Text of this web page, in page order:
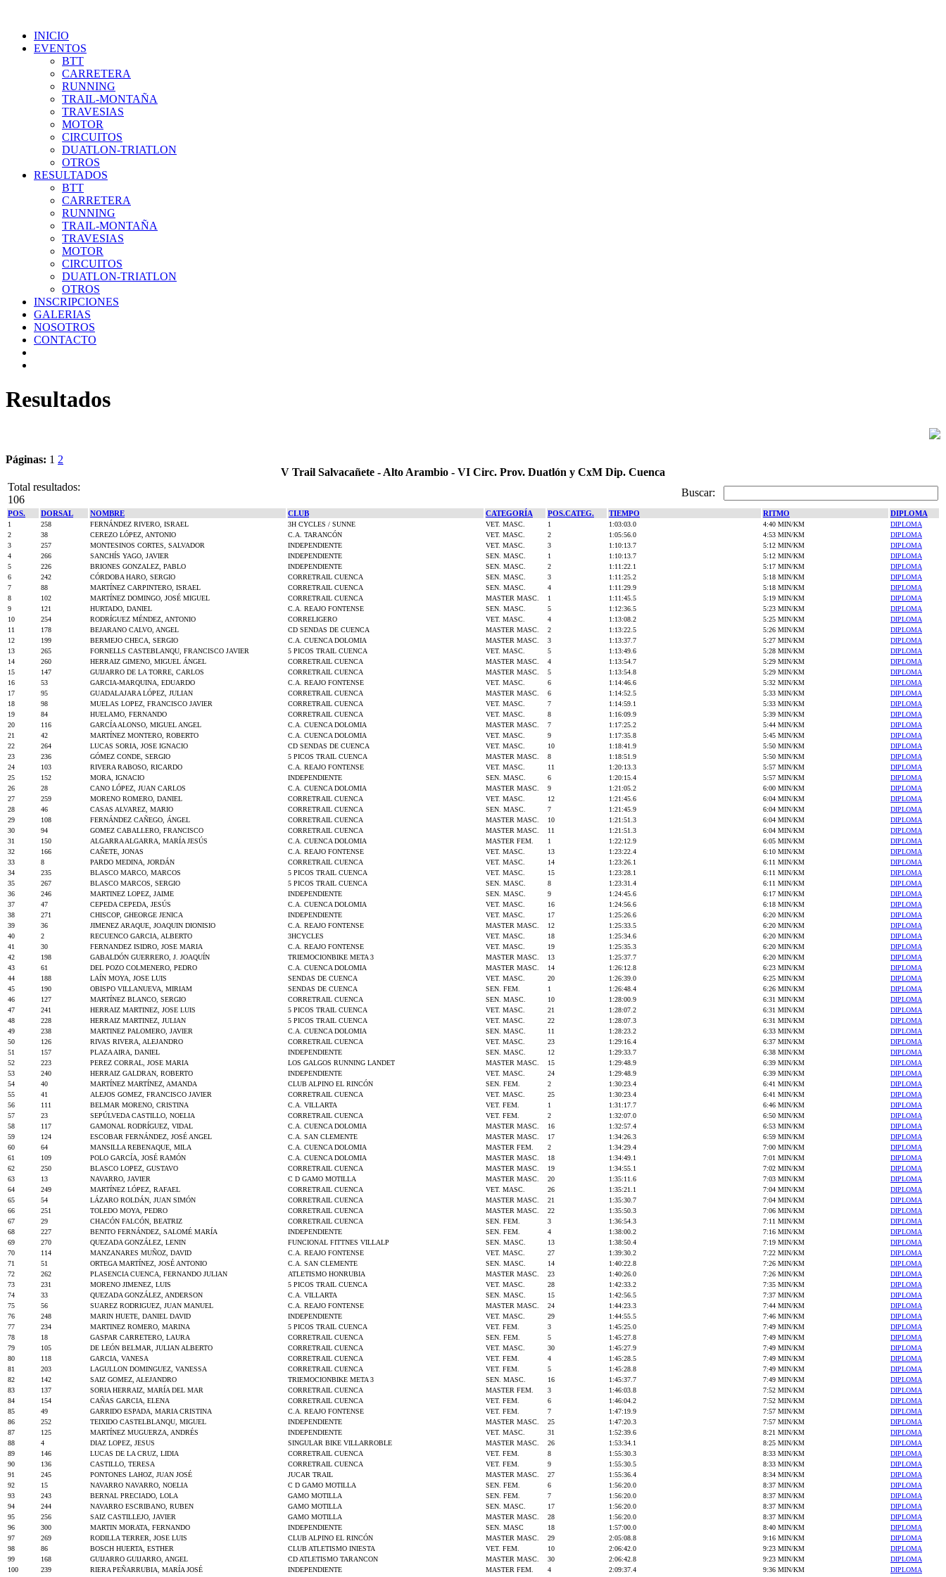
INICIO
EVENTOS
BTT
CARRETERA
RUNNING
TRAIL-MONTAÑA
TRAVESIAS
MOTOR
CIRCUITOS
DUATLON-TRIATLON
OTROS
RESULTADOS
BTT
CARRETERA
RUNNING
TRAIL-MONTAÑA
TRAVESIAS
MOTOR
CIRCUITOS
DUATLON-TRIATLON
OTROS
INSCRIPCIONES
GALERIAS
NOSOTROS
CONTACTO
Resultados
Páginas: 1 2
V Trail Salvacañete - Alto Arambio - VI Circ. Prov. Duatlón y CxM Dip. Cuenca
Total resultados:
106
Buscar:
POS. DORSAL NOMBRE CLUB CATEGORÍA POS.CATEG. TIEMPO RITMO DIPLOMA
1 258 FERNÁNDEZ RIVERO, ISRAEL 3H CYCLES / SUNNE VET. MASC. 1 1:03:03.0 4:40 MIN/KM
DIPLOMA
2
38 CEREZO LÓPEZ, ANTONIO C.A. TARANCÓN VET. MASC. 2 1:05:56.0 4:53 MIN/KM
DIPLOMA
3
257 MONTESINOS CORTES, SALVADOR INDEPENDIENTE VET. MASC. 3 1:10:13.7 5:12 MIN/KM
DIPLOMA
4
266 SANCHÍS YAGO, JAVIER INDEPENDIENTE SEN. MASC. 1 1:10:13.7 5:12 MIN/KM
DIPLOMA
5
226 BRIONES GONZALEZ, PABLO INDEPENDIENTE SEN. MASC. 2 1:11:22.1 5:17 MIN/KM
DIPLOMA
6
242 CÓRDOBA HARO, SERGIO CORRETRAIL CUENCA SEN. MASC. 3 1:11:25.2 5:18 MIN/KM
DIPLOMA
7
88 MARTÍNEZ CARPINTERO, ISRAEL CORRETRAIL CUENCA SEN. MASC. 4 1:11:29.9 5:18 MIN/KM
DIPLOMA
8
102 MARTÍNEZ DOMINGO, JOSÉ MIGUEL CORRETRAIL CUENCA MASTER MASC. 1 1:11:45.5 5:19 MIN/KM
DIPLOMA
9
121 HURTADO, DANIEL C.A. REAJO FONTENSE SEN. MASC. 5 1:12:36.5 5:23 MIN/KM
DIPLOMA
10
254 RODRÍGUEZ MÉNDEZ, ANTONIO CORRELIGERO VET. MASC. 4 1:13:08.2 5:25 MIN/KM
DIPLOMA
11
178 BEJARANO CALVO, ANGEL CD SENDAS DE CUENCA MASTER MASC. 2 1:13:22.5 5:26 MIN/KM
DIPLOMA
12
199 BERMEJO CHECA, SERGIO C.A. CUENCA DOLOMIA MASTER MASC. 3 1:13:37.7 5:27 MIN/KM
DIPLOMA
13
265 FORNELLS CASTEBLANQU, FRANCISCO JAVIER 5 PICOS TRAIL CUENCA VET. MASC. 5 1:13:49.6 5:28 MIN/KM
DIPLOMA
14
260 HERRAIZ GIMENO, MIGUEL ÁNGEL CORRETRAIL CUENCA MASTER MASC. 4 1:13:54.7 5:29 MIN/KM
DIPLOMA
15
147 GUIJARRO DE LA TORRE, CARLOS CORRETRAIL CUENCA MASTER MASC. 5 1:13:54.8 5:29 MIN/KM
DIPLOMA
16
53 GARCIA-MARQUINA, EDUARDO C.A. REAJO FONTENSE VET. MASC. 6 1:14:46.6 5:32 MIN/KM
DIPLOMA
17
95 GUADALAJARA LÓPEZ, JULIAN CORRETRAIL CUENCA MASTER MASC. 6 1:14:52.5 5:33 MIN/KM
DIPLOMA
18
98 MUELAS LOPEZ, FRANCISCO JAVIER CORRETRAIL CUENCA VET. MASC. 7 1:14:59.1 5:33 MIN/KM
DIPLOMA
19
84 HUELAMO, FERNANDO CORRETRAIL CUENCA VET. MASC. 8 1:16:09.9 5:39 MIN/KM
DIPLOMA
20
116 GARCÍA ALONSO, MIGUEL ANGEL C.A. CUENCA DOLOMIA MASTER MASC. 7 1:17:25.2 5:44 MIN/KM
DIPLOMA
21
42 MARTÍNEZ MONTERO, ROBERTO C.A. CUENCA DOLOMIA VET. MASC. 9 1:17:35.8 5:45 MIN/KM
DIPLOMA
22
264 LUCAS SORIA, JOSE IGNACIO CD SENDAS DE CUENCA VET. MASC. 10 1:18:41.9 5:50 MIN/KM
DIPLOMA
23
236 GÓMEZ CONDE, SERGIO 5 PICOS TRAIL CUENCA MASTER MASC. 8 1:18:51.9 5:50 MIN/KM
DIPLOMA
24
103 RIVERA RABOSO, RICARDO C.A. REAJO FONTENSE VET. MASC. 11 1:20:13.3 5:57 MIN/KM
DIPLOMA
25
152 MORA, IGNACIO INDEPENDIENTE SEN. MASC. 6 1:20:15.4 5:57 MIN/KM
DIPLOMA
26
28 CANO LÓPEZ, JUAN CARLOS C.A. CUENCA DOLOMIA MASTER MASC. 9 1:21:05.2 6:00 MIN/KM
DIPLOMA
27
259 MORENO ROMERO, DANIEL CORRETRAIL CUENCA VET. MASC. 12 1:21:45.6 6:04 MIN/KM
DIPLOMA
28
46 CASAS ALVAREZ, MARIO CORRETRAIL CUENCA SEN. MASC. 7 1:21:45.9 6:04 MIN/KM
DIPLOMA
29
108 FERNÁNDEZ CAÑEGO, ÁNGEL CORRETRAIL CUENCA MASTER MASC. 10 1:21:51.3 6:04 MIN/KM
DIPLOMA
30
94 GOMEZ CABALLERO, FRANCISCO CORRETRAIL CUENCA MASTER MASC. 11 1:21:51.3 6:04 MIN/KM
DIPLOMA
31
150 ALGARRA ALGARRA, MARÍA JESÚS C.A. CUENCA DOLOMIA MASTER FEM. 1 1:22:12.9 6:05 MIN/KM
DIPLOMA
32
166 CAÑETE, JONAS C.A. REAJO FONTENSE VET. MASC. 13 1:23:22.4 6:10 MIN/KM
DIPLOMA
33
8 PARDO MEDINA, JORDÁN CORRETRAIL CUENCA VET. MASC. 14 1:23:26.1 6:11 MIN/KM
DIPLOMA
34
235 BLASCO MARCO, MARCOS 5 PICOS TRAIL CUENCA VET. MASC. 15 1:23:28.1 6:11 MIN/KM
DIPLOMA
35
267 BLASCO MARCOS, SERGIO 5 PICOS TRAIL CUENCA SEN. MASC. 8 1:23:31.4 6:11 MIN/KM
DIPLOMA
36
246 MARTINEZ LOPEZ, JAIME INDEPENDIENTE SEN. MASC. 9 1:24:45.6 6:17 MIN/KM
DIPLOMA
37
47 CEPEDA CEPEDA, JESÚS C.A. CUENCA DOLOMIA VET. MASC. 16 1:24:56.6 6:18 MIN/KM
DIPLOMA
38
271 CHISCOP, GHEORGE JENICA INDEPENDIENTE VET. MASC. 17 1:25:26.6 6:20 MIN/KM
DIPLOMA
39
36 JIMENEZ ARAQUE, JOAQUIN DIONISIO C.A. REAJO FONTENSE MASTER MASC. 12 1:25:33.5 6:20 MIN/KM
DIPLOMA
40
2 RECUENCO GARCIA, ALBERTO 3HCYCLES VET. MASC. 18 1:25:34.6 6:20 MIN/KM
DIPLOMA
41
30 FERNANDEZ ISIDRO, JOSE MARIA C.A. REAJO FONTENSE VET. MASC. 19 1:25:35.3 6:20 MIN/KM
DIPLOMA
42
198 GABALDÓN GUERRERO, J. JOAQUÍN TRIEMOCIONBIKE META 3 MASTER MASC. 13 1:25:37.7 6:20 MIN/KM
DIPLOMA
43
61 DEL POZO COLMENERO, PEDRO C.A. CUENCA DOLOMIA MASTER MASC. 14 1:26:12.8 6:23 MIN/KM
DIPLOMA
44
188 LAÍN MOYA, JOSE LUIS SENDAS DE CUENCA VET. MASC. 20 1:26:39.0 6:25 MIN/KM
DIPLOMA
45
190 OBISPO VILLANUEVA, MIRIAM SENDAS DE CUENCA SEN. FEM. 1 1:26:48.4 6:26 MIN/KM
DIPLOMA
46
127 MARTÍNEZ BLANCO, SERGIO CORRETRAIL CUENCA SEN. MASC. 10 1:28:00.9 6:31 MIN/KM
DIPLOMA
47
241 HERRAIZ MARTINEZ, JOSE LUIS 5 PICOS TRAIL CUENCA VET. MASC. 21 1:28:07.2 6:31 MIN/KM
DIPLOMA
48
228 HERRAIZ MARTINEZ, JULIAN 5 PICOS TRAIL CUENCA VET. MASC. 22 1:28:07.3 6:31 MIN/KM
DIPLOMA
49
238 MARTINEZ PALOMERO, JAVIER C.A. CUENCA DOLOMIA SEN. MASC. 11 1:28:23.2 6:33 MIN/KM
DIPLOMA
50
126 RIVAS RIVERA, ALEJANDRO CORRETRAIL CUENCA VET. MASC. 23 1:29:16.4 6:37 MIN/KM
DIPLOMA
51
157 PLAZA AIRA, DANIEL INDEPENDIENTE SEN. MASC. 12 1:29:33.7 6:38 MIN/KM
DIPLOMA
52
223 PEREZ CORRAL, JOSE MARIA LOS GALGOS RUNNING LANDET MASTER MASC. 15 1:29:48.9 6:39 MIN/KM
DIPLOMA
53
240 HERRAIZ GALDRAN, ROBERTO INDEPENDIENTE VET. MASC. 24 1:29:48.9 6:39 MIN/KM
DIPLOMA
54
40 MARTÍNEZ MARTÍNEZ, AMANDA CLUB ALPINO EL RINCÓN SEN. FEM. 2 1:30:23.4 6:41 MIN/KM
DIPLOMA
55
41 ALEJOS GOMEZ, FRANCISCO JAVIER CORRETRAIL CUENCA VET. MASC. 25 1:30:23.4 6:41 MIN/KM
DIPLOMA
56
111 BELMAR MORENO, CRISTINA C.A. VILLARTA VET. FEM. 1 1:31:17.7 6:46 MIN/KM
DIPLOMA
57
23 SEPÚLVEDA CASTILLO, NOELIA CORRETRAIL CUENCA VET. FEM. 2 1:32:07.0 6:50 MIN/KM
DIPLOMA
58
117 GAMONAL RODRÍGUEZ, VIDAL C.A. CUENCA DOLOMIA MASTER MASC. 16 1:32:57.4 6:53 MIN/KM
DIPLOMA
59
124 ESCOBAR FERNÁNDEZ, JOSÉ ANGEL C.A. SAN CLEMENTE MASTER MASC. 17 1:34:26.3 6:59 MIN/KM
DIPLOMA
60
64 MANSILLA REBENAQUE, MILA C.A. CUENCA DOLOMIA MASTER FEM. 2 1:34:29.4 7:00 MIN/KM
DIPLOMA
61
109 POLO GARCÍA, JOSÉ RAMÓN C.A. CUENCA DOLOMIA MASTER MASC. 18 1:34:49.1 7:01 MIN/KM
DIPLOMA
62
250 BLASCO LOPEZ, GUSTAVO CORRETRAIL CUENCA MASTER MASC. 19 1:34:55.1 7:02 MIN/KM
DIPLOMA
63
13 NAVARRO, JAVIER C D GAMO MOTILLA MASTER MASC. 20 1:35:11.6 7:03 MIN/KM
DIPLOMA
64
249 MARTÍNEZ LÓPEZ, RAFAEL CORRETRAIL CUENCA VET. MASC. 26 1:35:21.1 7:04 MIN/KM
DIPLOMA
65
54 LÁZARO ROLDÁN, JUAN SIMÓN CORRETRAIL CUENCA MASTER MASC. 21 1:35:30.7 7:04 MIN/KM
DIPLOMA
66
251 TOLEDO MOYA, PEDRO CORRETRAIL CUENCA MASTER MASC. 22 1:35:50.3 7:06 MIN/KM
DIPLOMA
67
29 CHACÓN FALCÓN, BEATRIZ CORRETRAIL CUENCA SEN. FEM. 3 1:36:54.3 7:11 MIN/KM
DIPLOMA
68
227 BENITO FERNÁNDEZ, SALOMÉ MARÍA INDEPENDIENTE SEN. FEM. 4 1:38:00.2 7:16 MIN/KM
DIPLOMA
69
270 QUEZADA GONZÁLEZ, LENIN FUNCIONAL FITTNES VILLALP SEN. MASC. 13 1:38:50.4 7:19 MIN/KM
DIPLOMA
70
114 MANZANARES MUÑOZ, DAVID C.A. REAJO FONTENSE VET. MASC. 27 1:39:30.2 7:22 MIN/KM
DIPLOMA
71
51 ORTEGA MARTÍNEZ, JOSÉ ANTONIO C.A. SAN CLEMENTE SEN. MASC. 14 1:40:22.8 7:26 MIN/KM
DIPLOMA
72
262 PLASENCIA CUENCA, FERNANDO JULIAN ATLETISMO HONRUBIA MASTER MASC. 23 1:40:26.0 7:26 MIN/KM
DIPLOMA
73
231 MORENO JIMENEZ, LUIS 5 PICOS TRAIL CUENCA VET. MASC. 28 1:42:33.2 7:35 MIN/KM
DIPLOMA
74
33 QUEZADA GONZÁLEZ, ANDERSON C.A. VILLARTA SEN. MASC. 15 1:42:56.5 7:37 MIN/KM
DIPLOMA
75
56 SUAREZ RODRIGUEZ, JUAN MANUEL C.A. REAJO FONTENSE MASTER MASC. 24 1:44:23.3 7:44 MIN/KM
DIPLOMA
76
248 MARIN HUETE, DANIEL DAVID INDEPENDIENTE VET. MASC. 29 1:44:55.5 7:46 MIN/KM
DIPLOMA
77
234 MARTINEZ ROMERO, MARINA 5 PICOS TRAIL CUENCA VET. FEM. 3 1:45:25.0 7:49 MIN/KM
DIPLOMA
78
18 GASPAR CARRETERO, LAURA CORRETRAIL CUENCA SEN. FEM. 5 1:45:27.8 7:49 MIN/KM
DIPLOMA
79
105 DE LEÓN BELMAR, JULIAN ALBERTO CORRETRAIL CUENCA VET. MASC. 30 1:45:27.9 7:49 MIN/KM
DIPLOMA
80
118 GARCIA, VANESA CORRETRAIL CUENCA VET. FEM. 4 1:45:28.5 7:49 MIN/KM
DIPLOMA
81
203 LAGULLON DOMINGUEZ, VANESSA CORRETRAIL CUENCA VET. FEM. 5 1:45:28.8 7:49 MIN/KM
DIPLOMA
82
142 SAIZ GOMEZ, ALEJANDRO TRIEMOCIONBIKE META 3 SEN. MASC. 16 1:45:37.7 7:49 MIN/KM
DIPLOMA
83
137 SORIA HERRAIZ, MARÍA DEL MAR CORRETRAIL CUENCA MASTER FEM. 3 1:46:03.8 7:52 MIN/KM
DIPLOMA
84
154 CAÑAS GARCIA, ELENA CORRETRAIL CUENCA VET. FEM. 6 1:46:04.2 7:52 MIN/KM
DIPLOMA
85
49 GARRIDO ESPADA, MARIA CRISTINA C.A. REAJO FONTENSE VET. FEM. 7 1:47:19.9 7:57 MIN/KM
DIPLOMA
86
252 TEIXIDO CASTELBLANQU, MIGUEL INDEPENDIENTE MASTER MASC. 25 1:47:20.3 7:57 MIN/KM
DIPLOMA
87
125 MARTÍNEZ MUGUERZA, ANDRÉS INDEPENDIENTE VET. MASC. 31 1:52:39.6 8:21 MIN/KM
DIPLOMA
88
4 DIAZ LOPEZ, JESUS SINGULAR BIKE VILLARROBLE MASTER MASC. 26 1:53:34.1 8:25 MIN/KM
DIPLOMA
89
146 LUCAS DE LA CRUZ, LIDIA CORRETRAIL CUENCA VET. FEM. 8 1:55:30.3 8:33 MIN/KM
DIPLOMA
90
136 CASTILLO, TERESA CORRETRAIL CUENCA VET. FEM. 9 1:55:30.5 8:33 MIN/KM
DIPLOMA
91
245 PONTONES LAHOZ, JUAN JOSÉ JUCAR TRAIL MASTER MASC. 27 1:55:36.4 8:34 MIN/KM
DIPLOMA
92
15 NAVARRO NAVARRO, NOELIA C D GAMO MOTILLA SEN. FEM. 6 1:56:20.0 8:37 MIN/KM
DIPLOMA
93
243 BERNAL PRECIADO, LOLA GAMO MOTILLA SEN. FEM. 7 1:56:20.0 8:37 MIN/KM
DIPLOMA
94
244 NAVARRO ESCRIBANO, RUBEN GAMO MOTILLA SEN. MASC. 17 1:56:20.0 8:37 MIN/KM
DIPLOMA
95
256 SAIZ CASTILLEJO, JAVIER GAMO MOTILLA MASTER MASC. 28 1:56:20.0 8:37 MIN/KM
DIPLOMA
96
300 MARTIN MORATA, FERNANDO INDEPENDIENTE SEN. MASC 18 1:57:00.0 8:40 MIN/KM
DIPLOMA
97
269 RODILLA TERRER, JOSE LUIS CLUB ALPINO EL RINCÓN MASTER MASC. 29 2:05:08.8 9:16 MIN/KM
DIPLOMA
98
86 BOSCH HUERTA, ESTHER CLUB ATLETISMO INIESTA VET. FEM. 10 2:06:42.0 9:23 MIN/KM
DIPLOMA
99
168 GUIJARRO GUIJARRO, ANGEL CD ATLETISMO TARANCON MASTER MASC. 30 2:06:42.8 9:23 MIN/KM
DIPLOMA
100
239 RIERA PEÑARRUBIA, MARÍA JOSÉ INDEPENDIENTE MASTER FEM. 4 2:09:37.4 9:36 MIN/KM DIPLOMA